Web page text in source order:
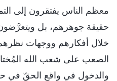
معظم الناس يفتقرون إلى
حقيقة جوهرهم، بل
خلال أفكارهم ووجهات
الصعب على شعب الله
والدخول في واقع الحقّ في